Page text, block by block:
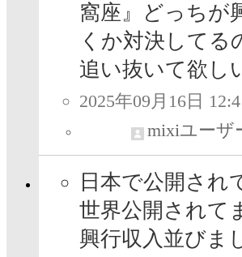
窩座』どっちが
くか対決してる
追い抜いて欲し
2025年09月16日
mixiユーザ
日本で公開され
世界公開されて
興行収入並びま